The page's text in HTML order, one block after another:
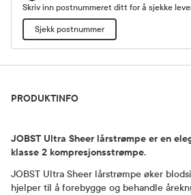
Skriv inn postnummeret ditt for å sjekke
Sjekk postnummer
PRODUKTINFO
JOBST Ultra Sheer lårstrømpe er en
klasse 2 kompresjonsstrømpe.
JOBST Ultra Sheer lårstrømpe øker
hjelper til å forebygge og behandle